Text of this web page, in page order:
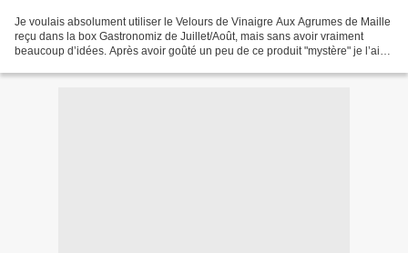
Je voulais absolument utiliser le Velours de Vinaigre Aux Agrumes de Maille
reçu dans la box Gastronomiz de Juillet/Août, mais sans avoir vraiment
beaucoup d’idées. Après avoir goûté un peu de ce produit "mystère" je l’ai